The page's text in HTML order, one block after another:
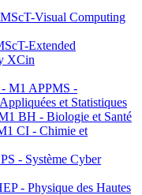
Visual Computing
Extended
XCin
M1 APPMS -
et Statistiques
BH - Biologie et Santé
CI - Chimie et
- Système Cyber
- Physique des Hautes